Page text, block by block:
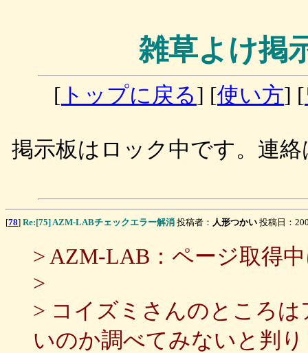
雑草よけ掲
[ トップに戻る] [使い方] [
掲示板はロック中です。連
[78] Re:[75] AZM-LABチェックエラー解消 投稿者： 人形つかい 投稿日：
> AZM-LAB：ページ取得
>
> コイズミさんのところ
いのか調べてみないと判